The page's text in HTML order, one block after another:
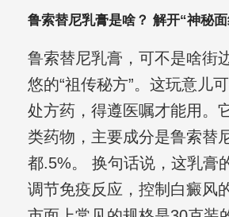
鲁索替尼乳膏是啥？ 解开“神秘
鲁索替尼乳膏，可不是啥街
悠的“祖传秘方”。这玩意儿
处方药，得遵医嘱才能用。
类药物，主要成分是鲁索替
都.5%。 换句话说，这乳膏
调节免疫反应，控制白癜风